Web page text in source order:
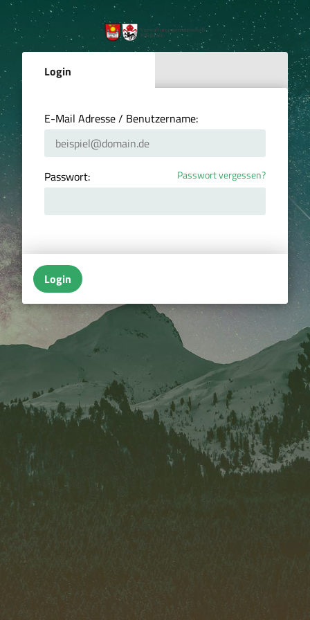
Login
E-Mail Adresse / Benutzername:
Passwort: Passwort vergessen?
Login